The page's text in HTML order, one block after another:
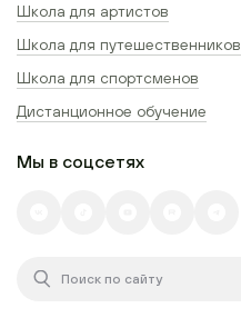
Школа для артистов
Школа для путешественников
Школа для спортсменов
Дистанционное обучение
Мы в соцсетях